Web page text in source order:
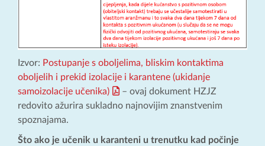
Izvor: Postupanje s oboljelima, bliskim kontaktima
oboljelih i prekid izolacije i karantene (ukidanje
samoizolacije učenika)
– ovaj dokument HZJZ
redovito ažurira sukladno najnovijim znanstvenim
spoznajama.
Što ako je učenik u karanteni u trenutku kad počinje